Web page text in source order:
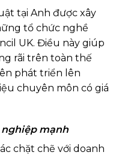
tại Anh được xây
tổ chức nghề
UK. Điều này giúp
rãi trên toàn thế
phát triển lên
chuyên môn có giá
mạnh
chặt chẽ với doanh